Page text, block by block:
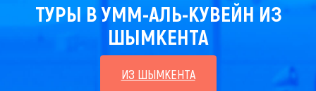
ТУРЫ В УММ-АЛЬ-КУВЕЙН ИЗ
ШЫМКЕНТА
ИЗ ШЫМКЕНТА